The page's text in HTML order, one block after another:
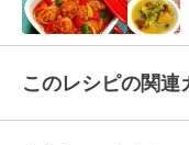
このレシピの関連